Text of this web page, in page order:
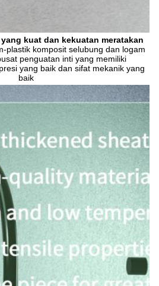
kuat dan kekuatan meratakan
plastik komposit selubung dan logam
penguatan inti yang memiliki
yang baik dan sifat mekanik yang
baik